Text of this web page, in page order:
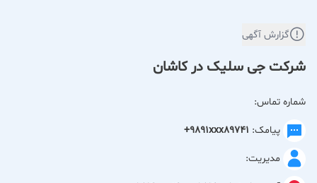
گزارش آگهی
شرکت جی سلیک در کاشان
شماره تماس:
پیامک: +9891xxx89741
مدیریت: